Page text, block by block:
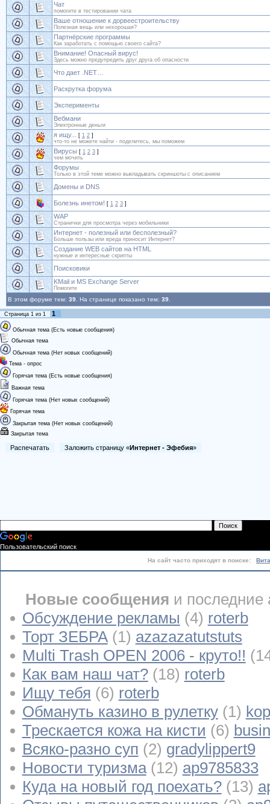
Чат
помогите в тестировании чата
Ваше отношение к дорвеестроительству
Полезная вещь или нехорошая?
Партнёрские программы
Как заработать с помощью своего сайта?
Внимание! Опасный вирус!
Здесь можно предупредить друг друга об опасности
Что дает .NET…
Раскрутка форума
Эксперименты
Вебмани
Электронные деньги
я ищу... [ 1 2]
что-то не можете найти - поделитесь, мы поможем
Вирусы [ 1 2 3]
чем мочить
Форумы
Только в этой теме можно выкладывать скриншоты с описанием
Домены и DNS
Болезнь инетом! [ 1 2 3]
WAP
Странички для просмотра через мобильники
Интернет - полезный или бесполезный?
Больше пользы или вреда приносит Интернет?
Создание WEB сайтов на HTML
нужные и интересные скрипты
Поисковики
KMail и MS Exchange Server
Помогите
В этом форуме тем: 39 . На странице показано тем: 39
Страница 1 из 1 1
Обычная тема (Есть новые сообщения)
Обычная тема
Обычная тема (Нет новых сообщений)
Тема - опрос
Горячая тема (Есть новые сообщения)
Важная тема
Горячая тема (Нет новых сообщений)
Горячая тема
Закрытая тема (Нет новых сообщений)
Закрытая тема
Распечатать Заложить страницу «Интернет - Эфебия»
Пользовательский поиск
На сайт часто приходят в поиске:
Новые сообщения и последние
Обсуждение рекламы (4) roterb
Торт ЗЕБРА (1) azazazatutstuts
Multi Trash OPEN 2006 - круто!!
Как вам наш чат? (18) roterb
Ищу тебя (6) roterb
Обмануть казино в рулетку (1)
Трескается кожа на кисти (6)
Всяко-разно суп (2) gradylippert9
Новости туризма (12) ap9785833
Куда на новый год поехать? (13)